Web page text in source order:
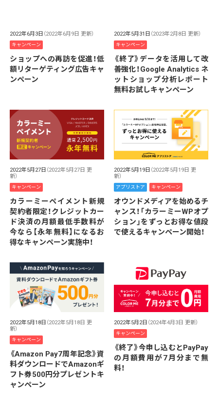
2022年6月3日 （2022年6月9日 更新）
キャンペーン
ショップへの再訪を促進！低
額リターゲティング広告キャ
ンペーン
2022年5月31日 （2023年2月8日 更新）
キャンペーン
《終了》データを活用して改
善強化！Google Analytics ネ
ットショップ分析レポート
無料お試しキャンペーン
2022年5月27日 （2022年5月27日 更
新）
キャンペーン
カラーミーペイメント新規
契約者限定！クレジットカー
ド決済の月額最低手数料が
今なら【永年無料】になるお
得なキャンペーン実施中！
2022年5月19日 （2022年5月19日 更
新）
アプリストア キャンペーン
オウンドメディアを始めるチ
ャンス！「カラーミーWPオプ
ション」をずっとお得な値段
で使えるキャンペーン開始！
2022年5月18日 （2022年5月18日 更
新）
キャンペーン
《Amazon Pay7周年記念》資
料ダウンロードでAmazonギ
フト券500円分プレゼントキ
ャンペーン
2022年5月2日 （2024年4月3日 更新）
キャンペーン
《終了》今申し込むとPayPay
の月額費用が7月分まで無
料！